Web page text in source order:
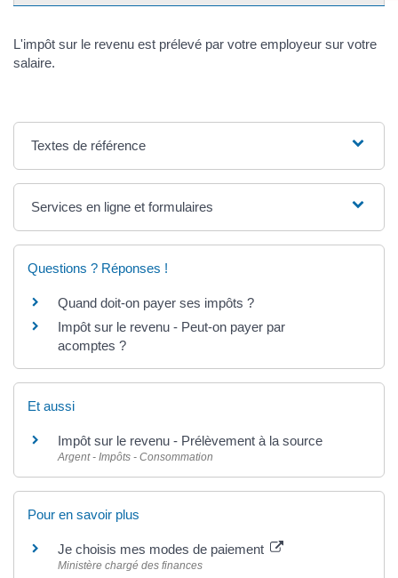
L'impôt sur le revenu est prélevé par votre employeur sur votre
salaire.
Textes de référence
Services en ligne et formulaires
Questions ? Réponses !
Quand doit-on payer ses impôts ?
Impôt sur le revenu - Peut-on payer par
acomptes ?
Et aussi
Impôt sur le revenu - Prélèvement à la source
Argent - Impôts - Consommation
Pour en savoir plus
Je choisis mes modes de paiement
Ministère chargé des finances